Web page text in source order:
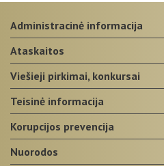
administracinė informacija
ataskaitos
viešieji pirkimai, konkursai
teisinė informacija
korupcijos prevencija
nuorodos